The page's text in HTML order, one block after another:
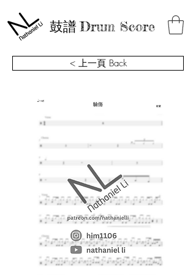
鼓譜Drum Score
< 上一頁 Back